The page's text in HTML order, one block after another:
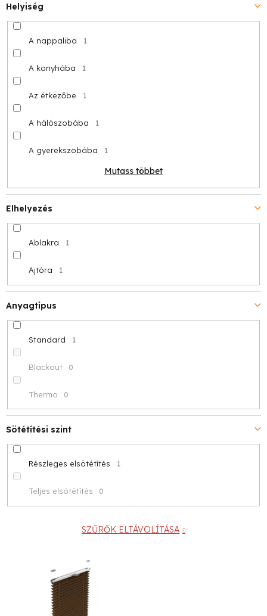
Helyiség
A nappaliba 1
A konyhába 1
Az étkezőbe 1
A hálószobába 1
A gyerekszobába 1
Mutass többet
Elhelyezés
Ablakra 1
Ajtóra 1
Anyagtípus
Standard 1
Blackout 0
Thermo 0
Sötétítési szint
Részleges elsötétítés 1
Teljes elsötétítés 0
SZŰRŐK ELTÁVOLÍTÁSA